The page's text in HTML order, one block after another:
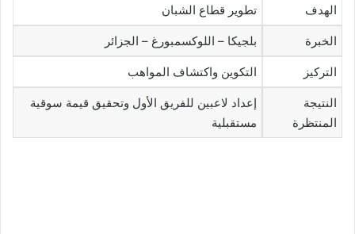
الهدف تطوير قطاع الشبان
الخبرة بلجيكا – اللوكسمبورغ – الجزائر
التركيز التكوين واكتشاف المواهب
النتيجة
المنتظرة
إعداد لاعبين للفريق الأول وتحقيق قيمة سوقية
مستقبلية